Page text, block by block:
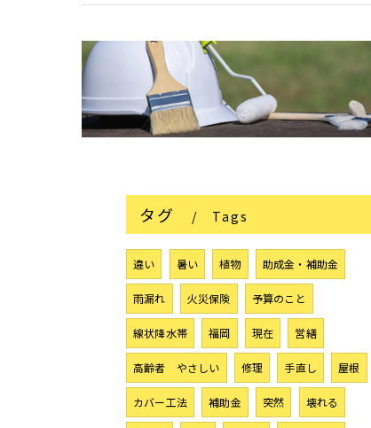
タグ Tags
違い 暑い 植物 助成金・補助金
雨漏れ 火災保険 予算のこと
線状降水帯 福岡 現在 営繕
高齢者 やさしい 修理 手直し 屋根
カバー工法 補助金 突然 壊れる